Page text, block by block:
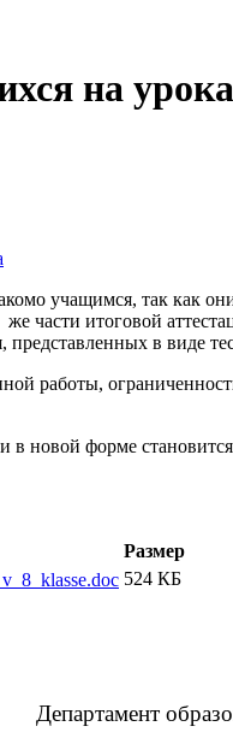
на
учащимся, так как
части итоговой
в виде
работы,
в новой форме
Размер
524 КБ
Департамент